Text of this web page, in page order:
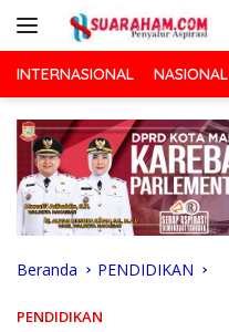
INTERNASIONAL NASIONAL
Beranda PENDIDIKAN
PENDIDIKAN